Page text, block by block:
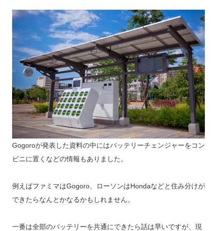
Gogoroが発表した資料の中にはバッテリーチェンジャーをコン
ビニに置くなどの情報もありました。
例えばファミマはGogoro、ローソンはHondaなどと住み分けが
できたらなんとかなるかもしれません。
一番は全部のバッテリーを共通にできたら話は早いですが、現